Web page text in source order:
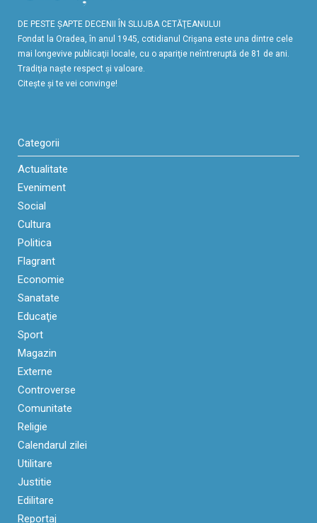
DE PESTE ŞAPTE DECENII ÎN SLUJBA CETĂŢEANULUI
Fondat la Oradea, în anul 1945, cotidianul Crişana este una dintre cele
mai longevive publicaţii locale, cu o apariţie neîntreruptă de 81 de ani.
Tradiţia naşte respect şi valoare.
Citeşte şi te vei convinge!
Categorii
Actualitate
Eveniment
Social
Cultura
Politica
Flagrant
Economie
Sanatate
Educaţie
Sport
Magazin
Externe
Controverse
Comunitate
Religie
Calendarul zilei
Utilitare
Justitie
Edilitare
Reportaj